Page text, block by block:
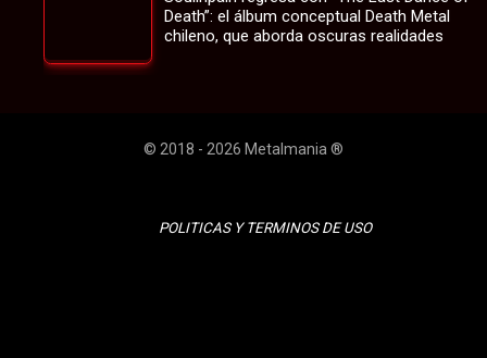
Death”: el álbum conceptual Death Metal
chileno, que aborda oscuras realidades
© 2018 - 2026 Metalmania ®
POLITICAS Y TERMINOS DE USO